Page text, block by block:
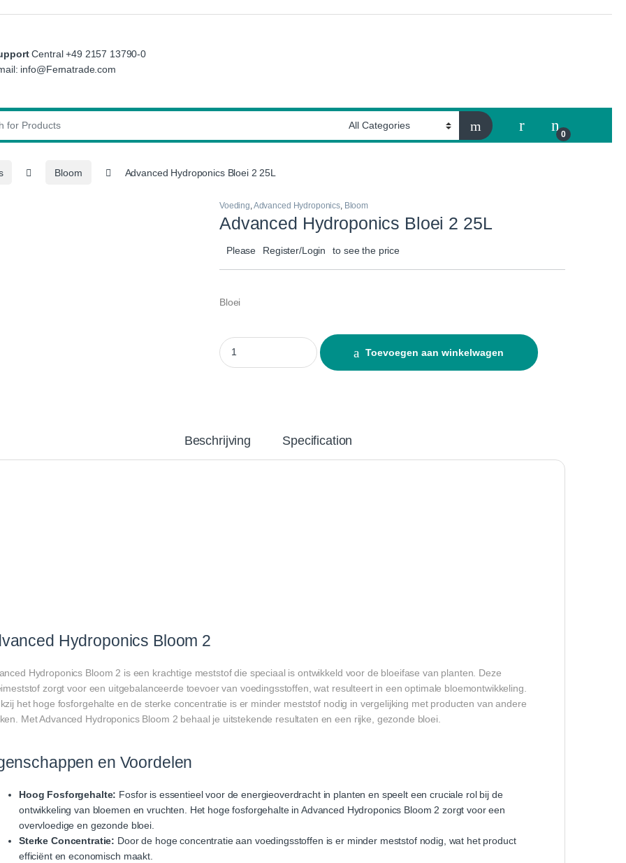
Central +49 2157 13790-0
info@Fernatrade.com
My Account
0
Bloom Advanced Hydroponics Bloei 2 25L
Voeding,Advanced Hydroponics, Bloom
Advanced Hydroponics Bloei 2 25L
Please Register/Login to see the price
Bloei
Advanced Hydroponics Bloei 2 25L quantity
Toevoegen aan winkelwagen
Beschrijving Specification
Hydroponics Bloom 2
Hydroponics Bloom 2 is een krachtige meststof die speciaal is ontwikkeld voor de bloeifase van planten. Deze
zorgt voor een uitgebalanceerde toevoer van voedingsstoffen, wat resulteert in een optimale bloemontwikkeling.
het hoge fosforgehalte en de sterke concentratie is er minder meststof nodig in vergelijking met producten van andere
Met Advanced Hydroponics Bloom 2 behaal je uitstekende resultaten en een rijke, gezonde bloei.
en Voordelen
Hoog Fosforgehalte: Fosfor is essentieel voor de energieoverdracht in planten en speelt een cruciale rol bij de
ontwikkeling van bloemen en vruchten. Het hoge fosforgehalte in Advanced Hydroponics Bloom 2 zorgt voor een
overvloedige en gezonde bloei.
Sterke Concentratie: Door de hoge concentratie aan voedingsstoffen is er minder meststof nodig, wat het product
efficiënt en economisch maakt.